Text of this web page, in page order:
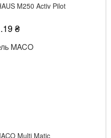
M250 Activ Pilot
₴
Multi Matic